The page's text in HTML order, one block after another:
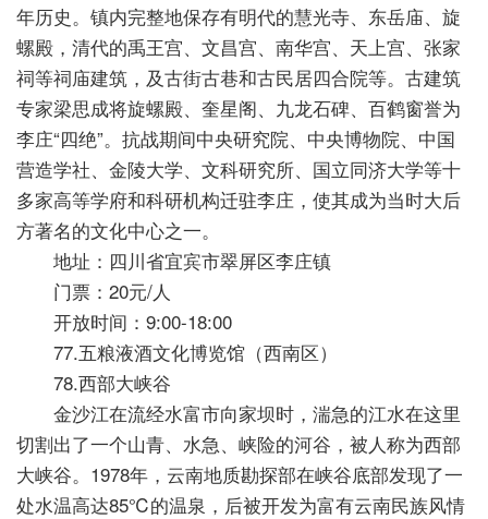
年历史。镇内完整地保存有明代的慧光寺、东岳庙、旋
螺殿，清代的禹王宫、文昌宫、南华宫、天上宫、张家
祠等祠庙建筑，及古街古巷和古民居四合院等。古建筑
专家梁思成将旋螺殿、奎星阁、九龙石碑、百鹤窗誉为
李庄“四绝”。抗战期间中央研究院、中央博物院、中国
营造学社、金陵大学、文科研究所、国立同济大学等十
多家高等学府和科研机构迁驻李庄，使其成为当时大后
方著名的文化中心之一。
地址：四川省宜宾市翠屏区李庄镇
门票：20元/人
开放时间：9:00-18:00
77.五粮液酒文化博览馆（西南区）
78.西部大峡谷
金沙江在流经水富市向家坝时，湍急的江水在这里
切割出了一个山青、水急、峡险的河谷，被人称为西部
大峡谷。1978年，云南地质勘探部在峡谷底部发现了一
处水温高达85℃的温泉，后被开发为富有云南民族风情